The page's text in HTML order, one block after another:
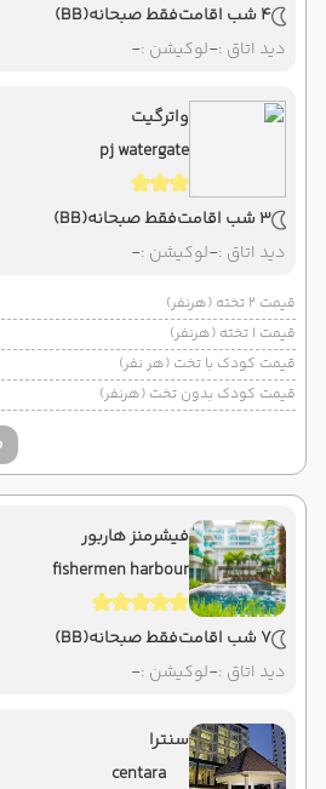
4 شب اقامت فقط صبحانه(BB)
دید اتاق :-لوکیشن :-
واترگیت
pj watergate
3 شب اقامت فقط صبحانه(BB)
دید اتاق :-لوکیشن :-
قیمت 2 تخته (هرنفر)
قیمت 1 تخته (هرنفر)
قیمت کودک با تخت (هر نفر)
قیمت کودک بدون تخت (هرنفر)
فیشرمنز هاربور
fishermen harbour
7 شب اقامت فقط صبحانه(BB)
دید اتاق :-لوکیشن :-
سنترا
centara